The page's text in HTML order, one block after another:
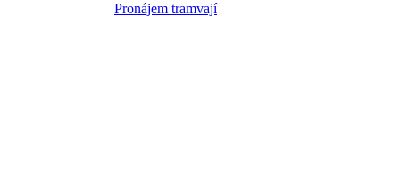
Pronájem tramvají